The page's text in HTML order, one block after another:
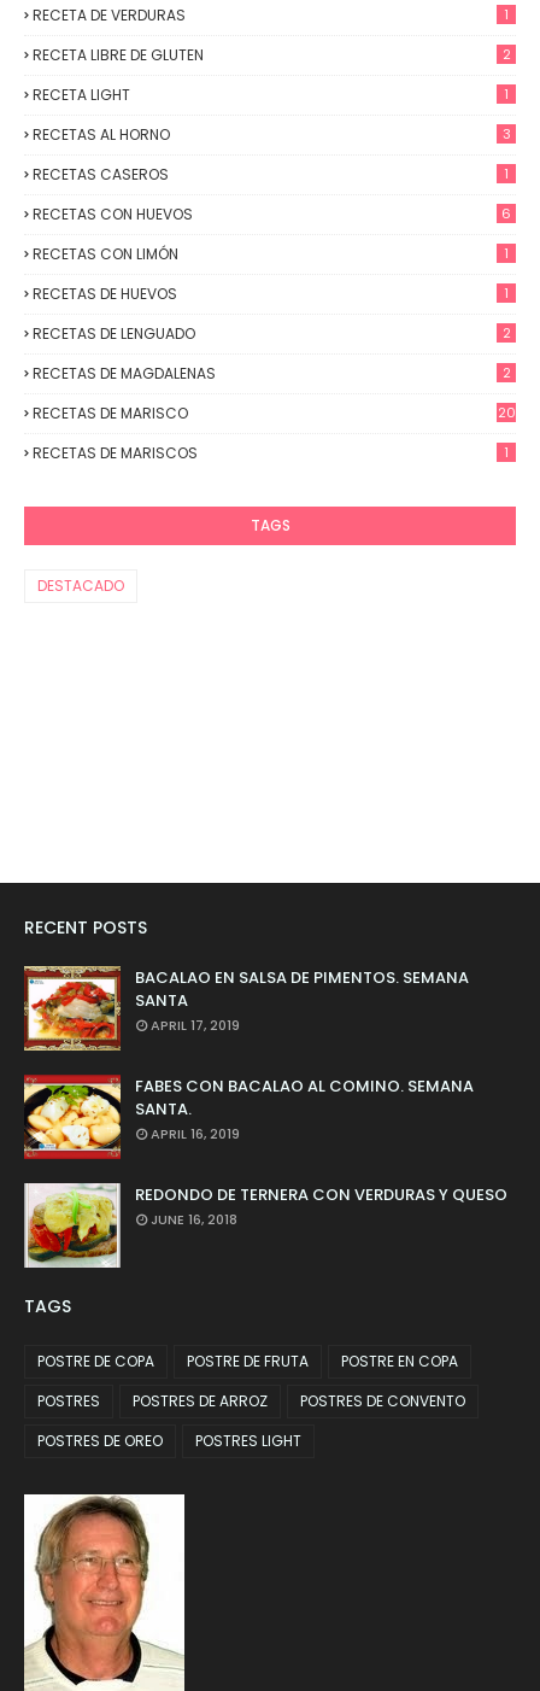
RECETA DE VERDURAS 1
RECETA LIBRE DE GLUTEN 2
RECETA LIGHT 1
RECETAS AL HORNO 3
RECETAS CASEROS 1
RECETAS CON HUEVOS 6
RECETAS CON LIMÓN 1
RECETAS DE HUEVOS 1
RECETAS DE LENGUADO 2
RECETAS DE MAGDALENAS 2
RECETAS DE MARISCO 20
RECETAS DE MARISCOS 1
TAGS
DESTACADO
RECENT POSTS
BACALAO EN SALSA DE PIMENTOS. SEMANA
SANTA
APRIL 17, 2019
FABES CON BACALAO AL COMINO. SEMANA
SANTA.
APRIL 16, 2019
REDONDO DE TERNERA CON VERDURAS Y QUESO
JUNE 16, 2018
TAGS
POSTRE DE COPA POSTRE DE FRUTA
POSTRE EN COPA
POSTRES
POSTRES DE ARROZ
POSTRES DE CONVENTO
POSTRES DE OREO
POSTRES LIGHT